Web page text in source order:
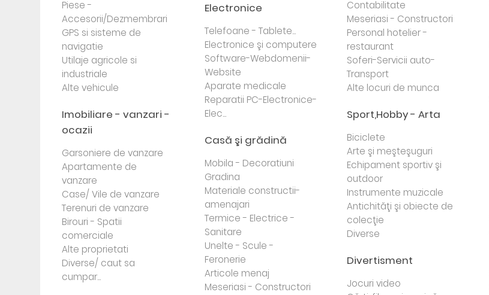
Piese -
Accesorii/Dezmembrari
GPS si sisteme de
navigatie
Utilaje agricole si
industriale
Alte vehicule
Imobiliare - vanzari -
ocazii
Garsoniere de vanzare
Apartamente de
vanzare
Case/ Vile de vanzare
Terenuri de vanzare
Birouri - Spatii
comerciale
Alte proprietati
Diverse/ caut sa
cumpar...
Electronice
Telefoane - Tablete...
Electronice şi computere
Software-Webdomenii-
Website
Aparate medicale
Reparatii PC-Electronice-
Elec...
Casă şi grădină
Mobila - Decoratiuni
Gradina
Materiale constructii-
amenajari
Termice - Electrice -
Sanitare
Unelte - Scule -
Feronerie
Articole menaj
Meseriasi - Constructori
Contabilitate
Meseriasi - Constructori
Personal hotelier -
restaurant
Soferi-Servicii auto-
Transport
Alte locuri de munca
Sport,Hobby - Arta
Biciclete
Arte şi meşteşuguri
Echipament sportiv şi
outdoor
Instrumente muzicale
Antichităţi şi obiecte de
colecţie
Diverse
Divertisment
Jocuri video